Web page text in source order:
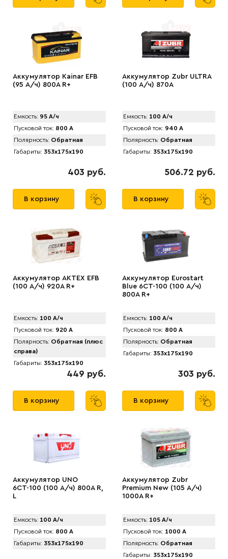
Аккумулятор Kainar EFB
(95 А/ч) 800A R+
Емкость: 95 А/ч
Пусковой ток: 800 А
Полярность: Обратная
Габариты: 353x175x190
403 руб.
В корзину
Аккумулятор Zubr ULTRA
(100 А/ч) 870А
Емкость: 100 А/ч
Пусковой ток: 940 А
Полярность: Обратная
Габариты: 353x175x190
506.72 руб.
В корзину
Аккумулятор АКТЕХ EFB
(100 А/ч) 920A R+
Емкость: 100 А/ч
Пусковой ток: 920 А
Полярность: Обратная (плюс
справа)
Габариты: 353x175x190
449 руб.
В корзину
Аккумулятор Eurostart
Blue 6CT-100 (100 А/ч)
800А R+
Емкость: 100 А/ч
Пусковой ток: 800 А
Полярность: Обратная
Габариты: 353x175x190
303 руб.
В корзину
Аккумулятор UNO
6CТ-100 (100 А/ч) 800А R,
L
Емкость: 100 А/ч
Пусковой ток: 800 А
Габариты: 353x175x190
Аккумулятор Zubr
Prеmium New (105 А/ч)
1000А R+
Емкость: 105 А/ч
Пусковой ток: 1000 А
Полярность: Обратная
Габариты: 353x175x190